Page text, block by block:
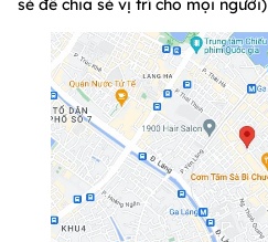
sẻ để chia sẻ vị trí cho mọi người)